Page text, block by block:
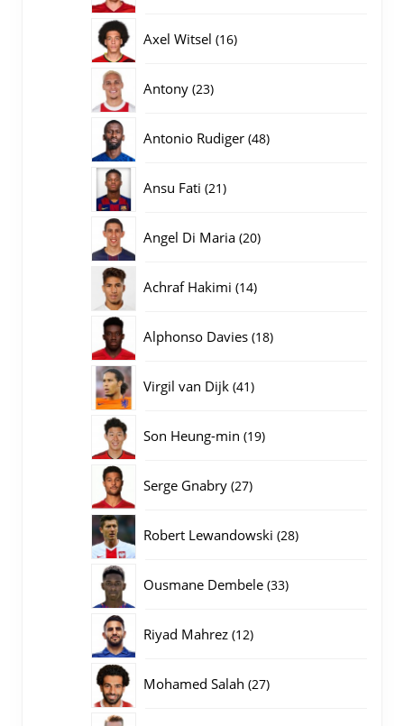
Axel Witsel 1616
Antony 2323
Antonio Rudiger 4848
Ansu Fati 2121
Angel Di Maria 2020
Achraf Hakimi 1414
Alphonso Davies 1818
Virgil van Dijk 4141
Son Heung-min 1919
Serge Gnabry 2727
Robert Lewandowski 2828
Ousmane Dembele 3333
Riyad Mahrez 1212
Mohamed Salah 2727